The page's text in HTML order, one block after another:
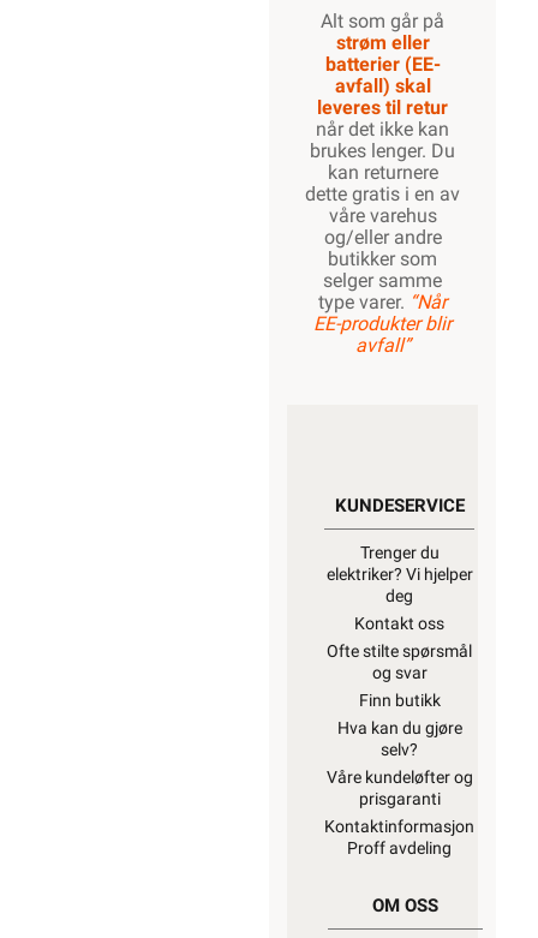
Alt som går på
strøm eller
batterier (EE-
avfall) skal
leveres til retur
når det ikke kan
brukes lenger. Du
kan returnere
dette gratis i en av
våre varehus
og/eller andre
butikker som
selger samme
type varer. “Når
EE-produkter blir
avfall”
KUNDESERVICE
Trenger du
elektriker? Vi hjelper
deg
Kontakt oss
Ofte stilte spørsmål
og svar
Finn butikk
Hva kan du gjøre
selv?
Våre kundeløfter og
prisgaranti
Kontaktinformasjon
Proff avdeling
OM OSS